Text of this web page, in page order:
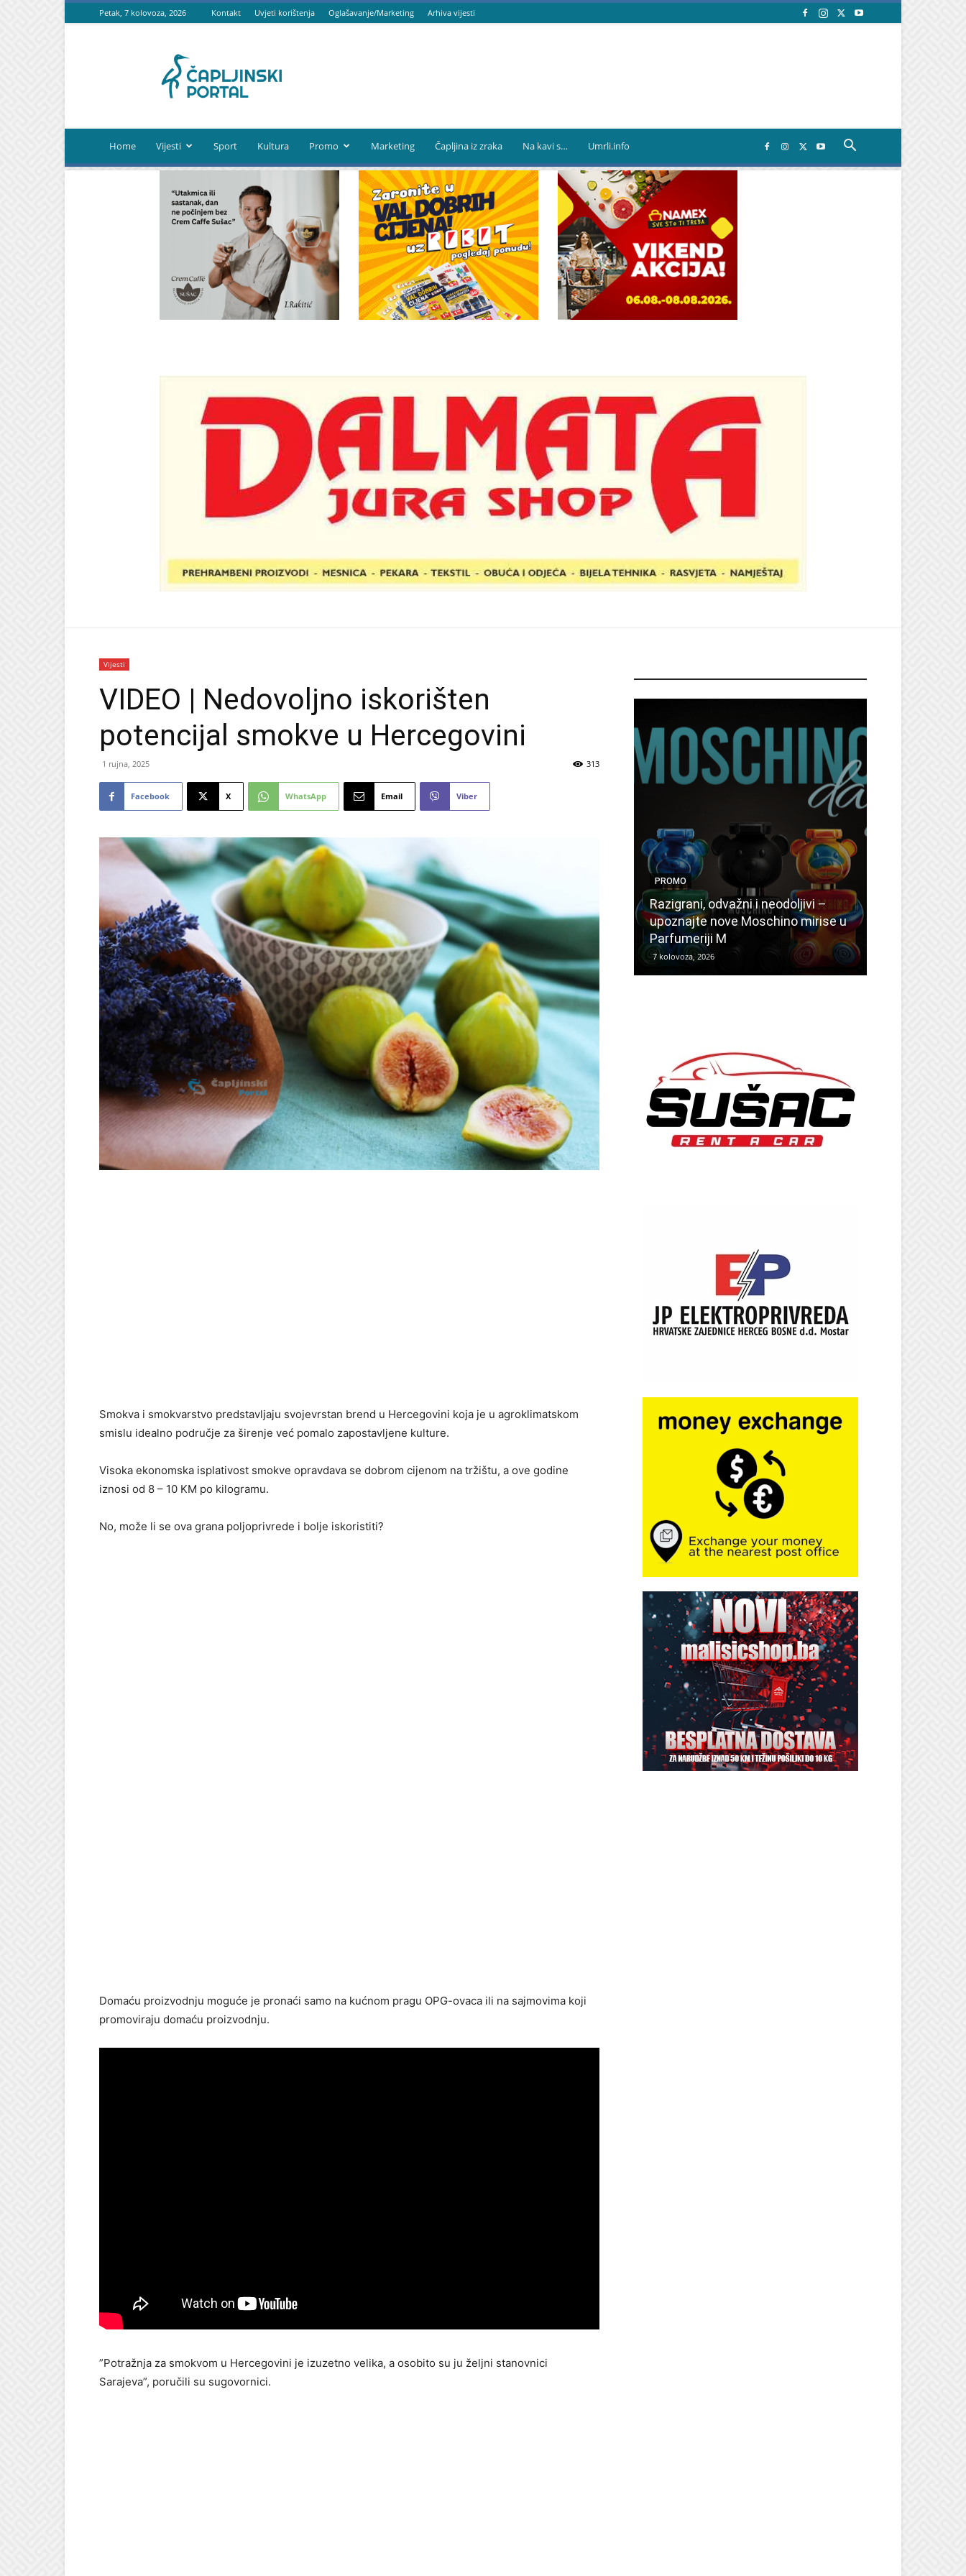
Petak, 7 kolovoza, 2026 Kontakt Uvjeti korištenja Oglašavanje/Marketing Arhiva vijesti
portal
Home Vijesti Sport Kultura Promo Marketing Čapljina iz zraka Na kavi s… Umrli.info
Vijesti
VIDEO | Nedovoljno iskorišten
potencijal smokve u Hercegovini
1 rujna, 2025 313
Facebook X WhatsApp Email Viber
Smokva i smokvarstvo predstavljaju svojevrstan brend u Hercegovini koja je u agroklimatskom
smislu idealno područje za širenje već pomalo zapostavljene kulture.
Visoka ekonomska isplativost smokve opravdava se dobrom cijenom na tržištu, a ove godine
iznosi od 8 – 10 KM po kilogramu.
No, može li se ova grana poljoprivrede i bolje iskoristiti?
Domaću proizvodnju moguće je pronaći samo na kućnom pragu OPG-ovaca ili na sajmovima koji
promoviraju domaću proizvodnju.
”Potražnja za smokvom u Hercegovini je izuzetno velika, a osobito su ju željni stanovnici
Sarajeva”, poručili su sugovornici.
PROMO
Razigrani, odvažni i neodoljivi –
upoznajte nove Moschino mirise u
Parfumeriji M
7 kolovoza, 2026